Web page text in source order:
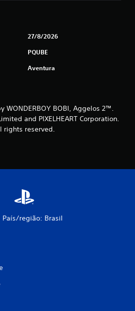
27/8/2026
PQUBE
Aventura
WONDERBOY BOBI, Aggelos 2™.
and PIXELHEART Corporation.
rights reserved.
País/região: Brasil